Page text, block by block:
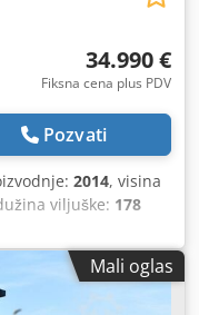
34.990 €
Fiksna cena plus PDV
Pozvati
2014, visina
viljuške: 178
podizanja:
oznaka: da Tehničko
dimenzije
ES Za više
Mali oglas